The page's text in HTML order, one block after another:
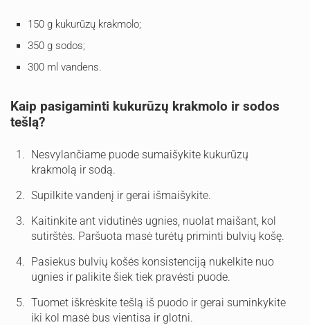
150 g kukurūzų krakmolo;
350 g sodos;
300 ml vandens.
Kaip pasigaminti kukurūzų krakmolo ir sodos
tešlą?
Nesvylančiame puode sumaišykite kukurūzų
krakmolą ir sodą.
Supilkite vandenį ir gerai išmaišykite.
Kaitinkite ant vidutinės ugnies, nuolat maišant, kol
sutirštės. Paršuota masė turėtų priminti bulvių košę.
Pasiekus bulvių košės konsistenciją nukelkite nuo
ugnies ir palikite šiek tiek pravėsti puode.
Tuomet iškrėskite tešlą iš puodo ir gerai suminkykite
iki kol masė bus vientisa ir glotni.